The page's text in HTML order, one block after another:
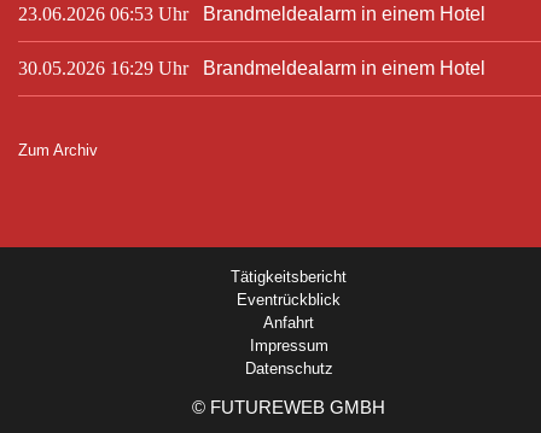
23.06.2026 06:53 Uhr Brandmeldealarm in einem Hotel
30.05.2026 16:29 Uhr Brandmeldealarm in einem Hotel
Zum Archiv
Tätigkeitsbericht
Eventrückblick
Anfahrt
Impressum
Datenschutz
© FUTUREWEB GMBH